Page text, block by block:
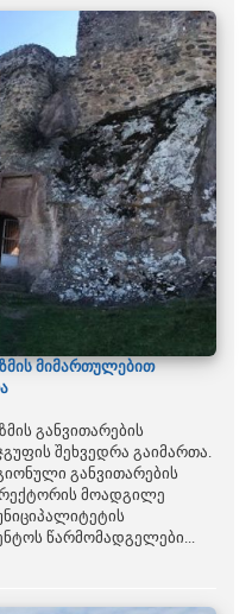
მიმართულებით
განვითარების
შეხვედრა გაიმართა.
განვითარების
მოადგილე
წარმომადგელები...